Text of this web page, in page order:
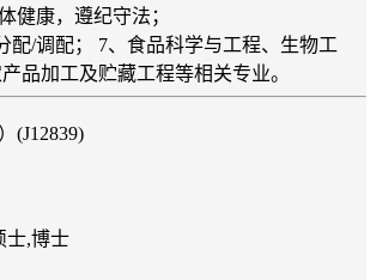
健康，遵纪守法；
配/调配； 7、食品科学与工程、生物工
品加工及贮藏工程等相关专业。
(J12839)
士,博士